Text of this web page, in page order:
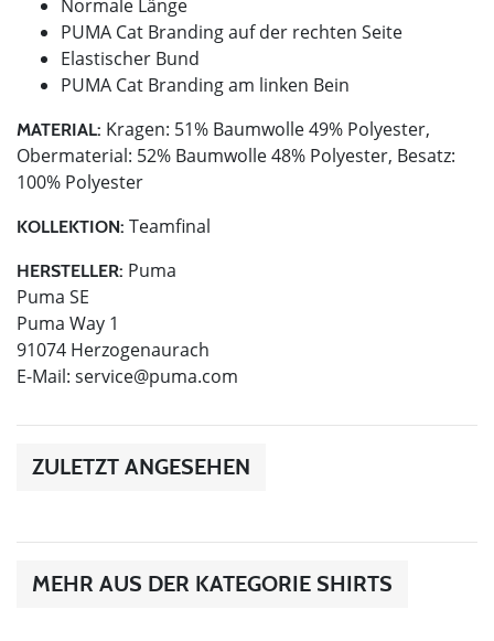
Normale Länge
PUMA Cat Branding auf der rechten Seite
Elastischer Bund
PUMA Cat Branding am linken Bein
MATERIAL: Kragen: 51% Baumwolle 49% Polyester,
Obermaterial: 52% Baumwolle 48% Polyester, Besatz:
100% Polyester
KOLLEKTION: Teamfinal
HERSTELLER: Puma
Puma SE
Puma Way 1
91074 Herzogenaurach
E-Mail: service@puma.com
ZULETZT ANGESEHEN
MEHR AUS DER KATEGORIE SHIRTS